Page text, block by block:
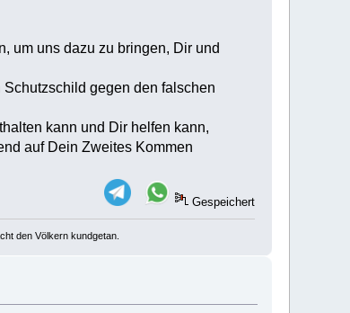
um uns dazu zu bringen, Dir und
gegen den falschen
kann und Dir helfen kann,
auf Dein Zweites Kommen
Gespeichert
den Völkern kundgetan.